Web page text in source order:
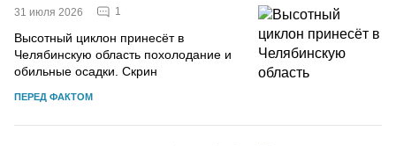
31 июля 2026 1
Высотный циклон принесёт в
Челябинскую область похолодание и
обильные осадки. Скрин
ПЕРЕД ФАКТОМ